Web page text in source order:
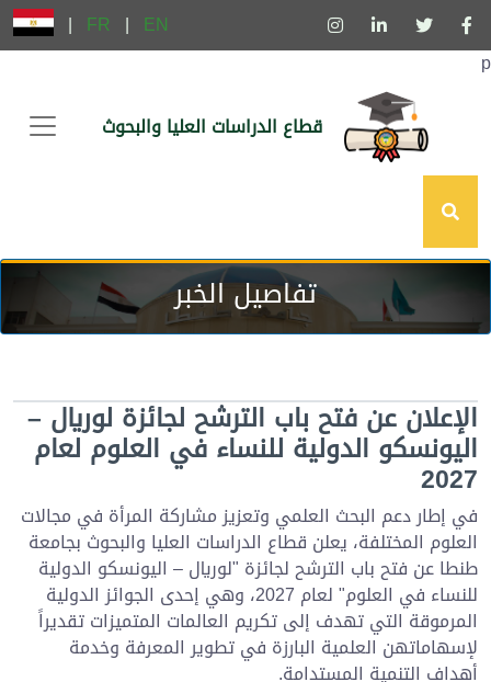
EN
|
FR
|
p
قطاع الدراسات العليا والبحوث
تفاصيل الخبر
الإعلان عن فتح باب الترشح لجائزة لوريال –
اليونسكو الدولية للنساء في العلوم لعام
2027
في إطار دعم البحث العلمي وتعزيز مشاركة المرأة في مجالات
العلوم المختلفة، يعلن قطاع الدراسات العليا والبحوث بجامعة
طنطا عن فتح باب الترشح لجائزة "لوريال – اليونسكو الدولية
للنساء في العلوم" لعام 2027، وهي إحدى الجوائز الدولية
المرموقة التي تهدف إلى تكريم العالمات المتميزات تقديراً
لإسهاماتهن العلمية البارزة في تطوير المعرفة وخدمة
أهداف التنمية المستدامة.